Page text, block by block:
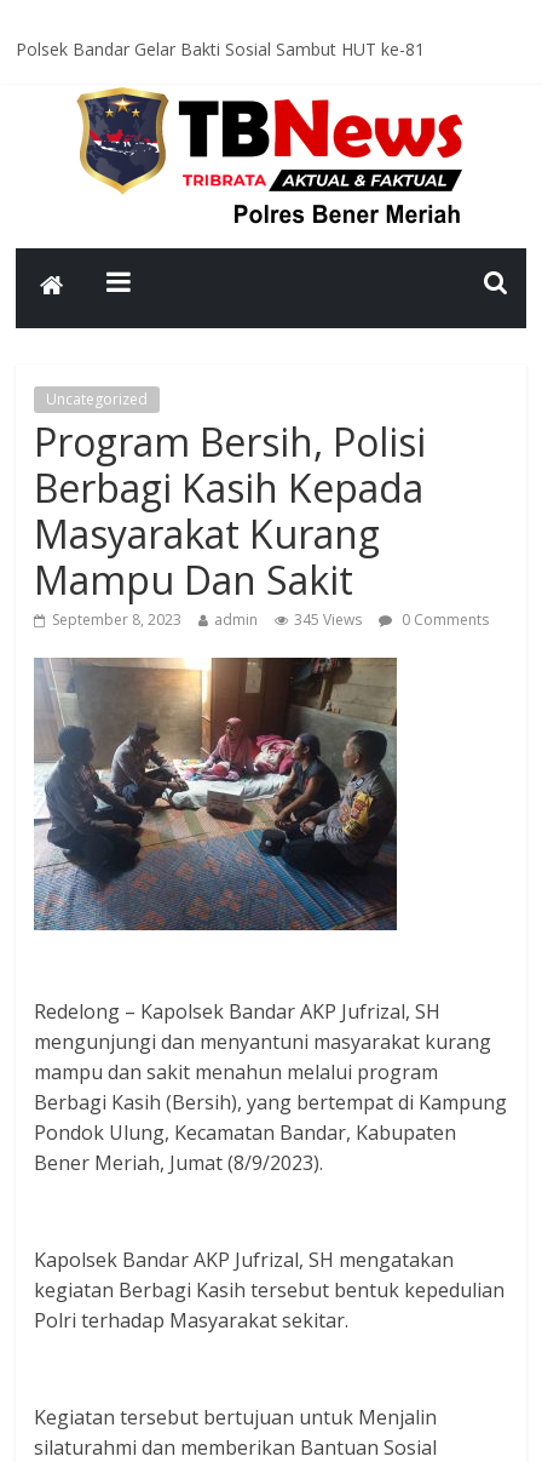
Polsek Bandar Gelar Bakti Sosial Sambut HUT ke-81
Satlantas Polres Bener Meriah Intensifkan Patroli Malam, Cegah
Balap Liar dan Tekan Angka Kecelakaan
Asah Kemampuan Personel, Polres Bener Meriah Gelar Latihan
Dalmas Tingkatkan Kesiapsiagaan Hadapi Gangguan Kamtibmas
Patroli Malam Polsek Wih Pesam Intensifkan Antisipasi
Ajak Warga Tingkatkan Kewaspadaan dan Jaga Kamtibmas
Uncategorized
Program Bersih, Polisi
Berbagi Kasih Kepada
Masyarakat Kurang
Mampu Dan Sakit
September 8, 2023 admin 345 Views 0 Comments
Redelong – Kapolsek Bandar AKP Jufrizal, SH
mengunjungi dan menyantuni masyarakat kurang
mampu dan sakit menahun melalui program
Berbagi Kasih (Bersih), yang bertempat di Kampung
Pondok Ulung, Kecamatan Bandar, Kabupaten
Bener Meriah, Jumat (8/9/2023).
Kapolsek Bandar AKP Jufrizal, SH mengatakan
kegiatan Berbagi Kasih tersebut bentuk kepedulian
Polri terhadap Masyarakat sekitar.
Kegiatan tersebut bertujuan untuk Menjalin
silaturahmi dan memberikan Bantuan Sosial